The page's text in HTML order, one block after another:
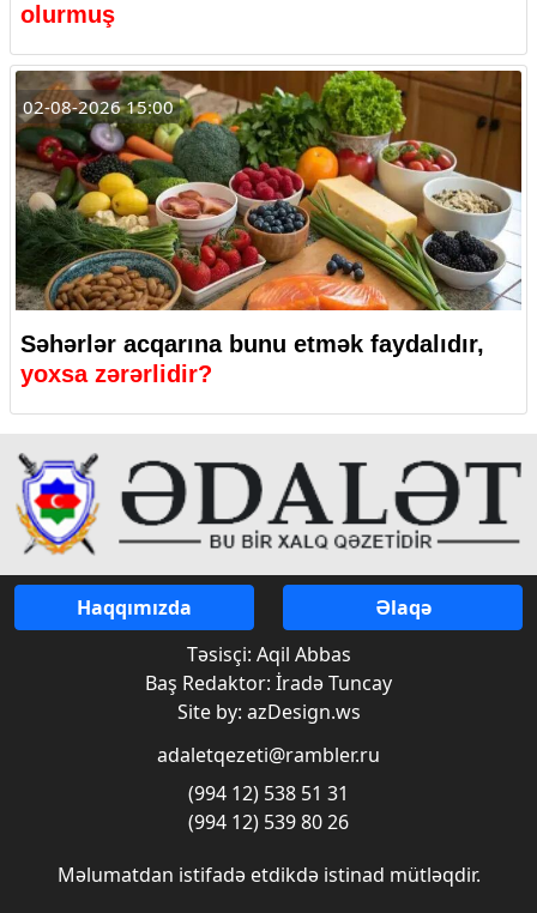
olurmuş
02-08-2026 15:00
Səhərlər acqarına bunu etmək faydalıdır,
yoxsa zərərlidir?
Haqqımızda
Əlaqə
Təsisçi: Aqil Abbas
Baş Redaktor: İradə Tuncay
Site by: azDesign.ws
adaletqezeti@rambler.ru
(994 12) 538 51 31
(994 12) 539 80 26
Məlumatdan istifadə etdikdə istinad mütləqdir.